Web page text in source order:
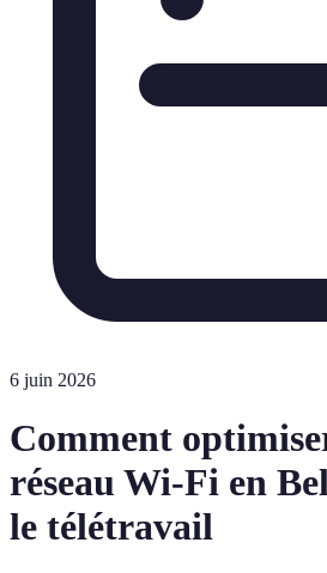
6 juin 2026
Comment
réseau Wi-Fi en
le télétravail